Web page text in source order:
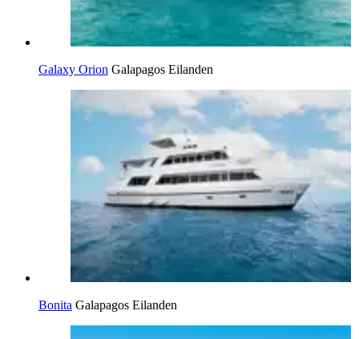
Galaxy Orion Galapagos Eilanden
Bonita Galapagos Eilanden